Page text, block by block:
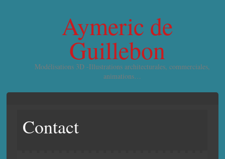
Aymeric de
Guillebon
Modélisations 3D -Illustrations architecturales, commerciales,
animations…
Contact